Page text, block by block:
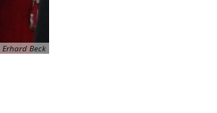
Erhard Beck